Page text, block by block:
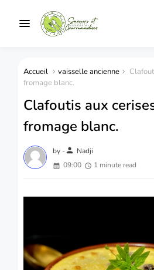
Accueil vaisselle ancienne
fromage blanc.
Clafoutis aux
fromage blanc.
by -person Nadji
09:00
1 minute read